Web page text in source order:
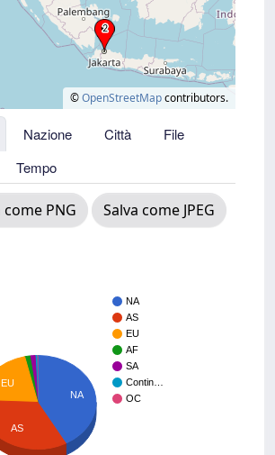
©OpenStreetMapcontributors.
Nazione Città
File
Tempo
come PNG Salva come JPEG
NA
AS
EU
AF
SA
Contin…
OC
NA
EU
AS